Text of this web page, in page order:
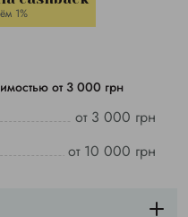
1%
от 3 000 грн
от 3 000 грн
от 10 000 грн